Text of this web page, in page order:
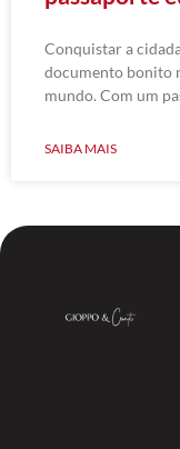
Conquistar a
documento bonito
mundo. Com um
SAIBA MAIS